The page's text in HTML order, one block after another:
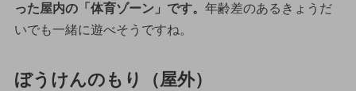
った屋内の「体育ゾーン」です。 年齢差のあるきょうだ
いでも一緒に遊べそうですね。
ぼうけんのもり（屋外）